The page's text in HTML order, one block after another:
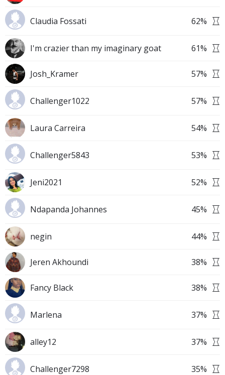
Claudia Fossati 62%
I'm crazier than my imaginary goat 61%
Josh_Kramer 57%
Challenger1022 57%
Laura Carreira 54%
Challenger5843 53%
Jeni2021 52%
Ndapanda Johannes 45%
negin 44%
Jeren Akhoundi 38%
Fancy Black 38%
Marlena 37%
alley12 37%
Challenger7298 35%